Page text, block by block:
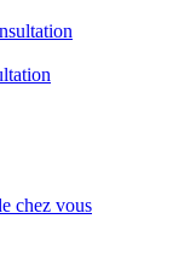
chez vous